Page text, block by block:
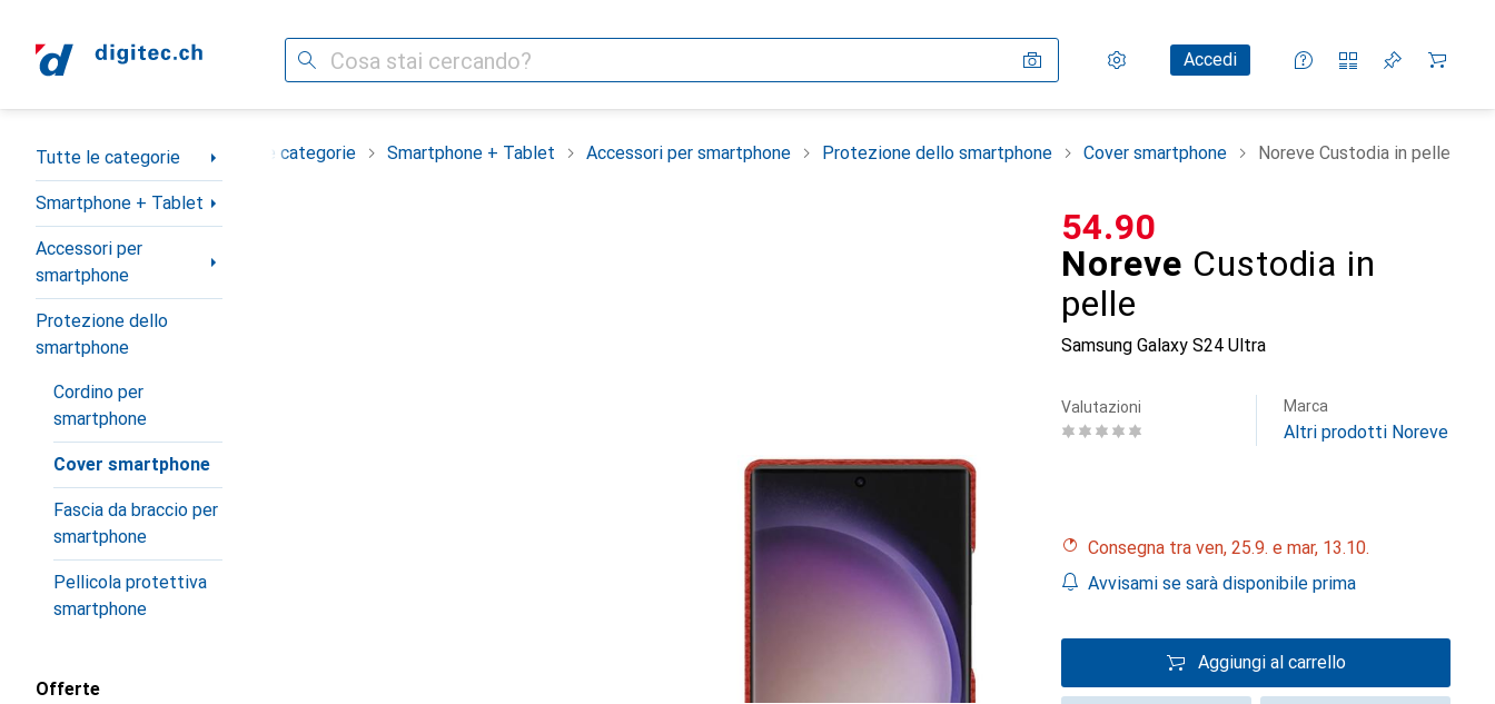
Cerca Impostazioni
Conto clienteAccedi
Liste di confronto
Liste dei desideri
Carrello
Categoria Navigazione
Tutte le categorie
Smartphone + Tablet
Accessori per
smartphone
Protezione dello
smartphone
Cordino per
smartphone
Cover smartphone
Fascia da braccio per
smartphone
Pellicola protettiva
smartphone
Offerte
Tutte le categorie Smartphone + Tablet Accessori per smartphone Protezione dello smartphone Cover smartphone Noreve Custodia in pelle
Noreve Custodia in
pelle
Samsung Galaxy S24 Ultra
CHF
54.90
Valutazioni Marca
Altri prodotti Noreve
Consegna tra ven, 25.9. e mar, 13.10.
Avvisami se sarà disponibile prima
Aggiungi al carrello